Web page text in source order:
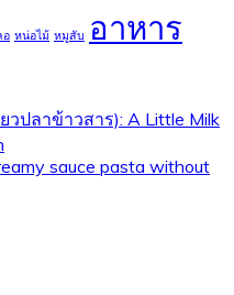
อ หน่อไม้ หมูสับ อาหาร
วปลาข้าวสาร): A Little Milk
sauce pasta without